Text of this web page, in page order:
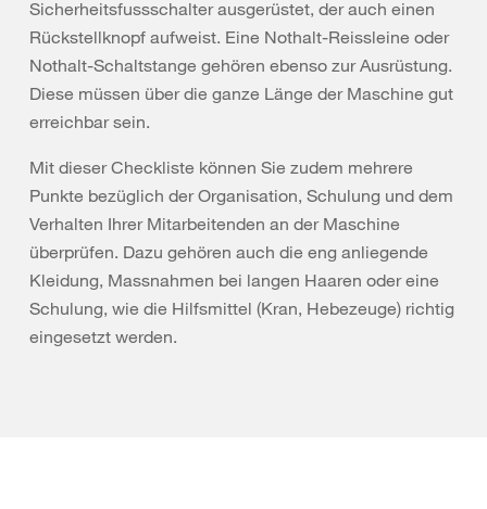
Sicherheitsfussschalter ausgerüstet, der auch einen
Rückstellknopf aufweist. Eine Nothalt-Reissleine oder
Nothalt-Schaltstange gehören ebenso zur Ausrüstung.
Diese müssen über die ganze Länge der Maschine gut
erreichbar sein.
Mit dieser Checkliste können Sie zudem mehrere
Punkte bezüglich der Organisation, Schulung und dem
Verhalten Ihrer Mitarbeitenden an der Maschine
überprüfen. Dazu gehören auch die eng anliegende
Kleidung, Massnahmen bei langen Haaren oder eine
Schulung, wie die Hilfsmittel (Kran, Hebezeuge) richtig
eingesetzt werden.